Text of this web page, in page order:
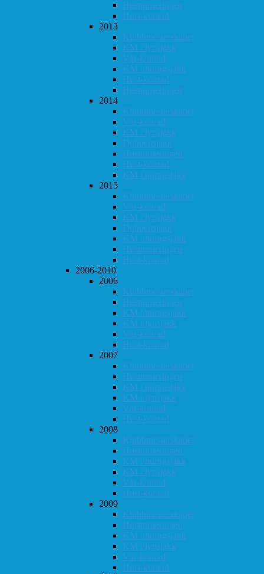
Høstturneringen
Høst-konrad
2013
Klubbmesterskapet
KM i lynsjakk
Vår-konrad
KM i hurtigsjakk
Høst-konrad
Høstturneringen
2014
Klubbmesterskapet
Vår-konrad
KM i lynsjakk
Dobbeltsjakk
Høstturneringen
Høst-konrad
KM i hurtigsjakk
2015
Klubbmesterskapet
Vår-konrad
KM i lynsjakk
Dobbeltsjakk
KM i hurtigsjakk
Høstturneringen
Høst-konrad
2006-2010
2006
Klubbmesterskapet
Høstturneringen
KM i hurtigsjakk
KM i lynsjakk
Vår-konrad
Høst-konrad
2007
Klubbmesterskapet
Høstturneringen
KM i hurtigsjakk
KM i lynsjakk
Vår-konrad
Høst-konrad
2008
Klubbmesterskapet
Høstturneringen
KM i hurtigsjakk
KM i lynsjakk
Vår-konrad
Høst-konrad
2009
Klubbmesterskapet
Høstturneringen
KM i hurtigsjakk
KM i lynsjakk
Vår-konrad
Høst-konrad